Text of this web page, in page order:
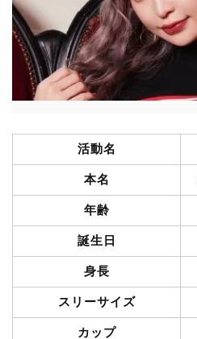
活動名
本名
年齢
誕生日
身長
スリーサイズ
カップ